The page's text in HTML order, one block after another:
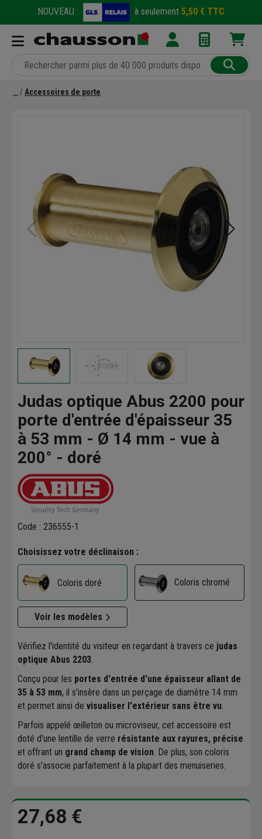
NOUVEAU : à seulement 5,50 € TTC
Accessoires de porte
Judas optique Abus 2200 pour
porte d'entrée d'épaisseur 35
à 53 mm - Ø 14 mm - vue à
200° - doré
Code : 236555-1
Choisissez votre déclinaison :
Coloris doré Coloris chromé
Voir les modèles
Vérifiez l'identité du visiteur en regardant à travers ce judas
optique Abus 2203.
Conçu pour les portes d'entrée d'une épaisseur allant de
35 à 53 mm, il s'insère dans un perçage de diamètre 14 mm
et permet ainsi de visualiser l'extérieur sans être vu.
Parfois appelé œilleton ou microviseur, cet accessoire est
doté d'une lentille de verre résistante aux rayures, précise
et offrant un grand champ de vision. De plus, son coloris
doré s'associe parfaitement à la plupart des menuiseries.
27,68 €